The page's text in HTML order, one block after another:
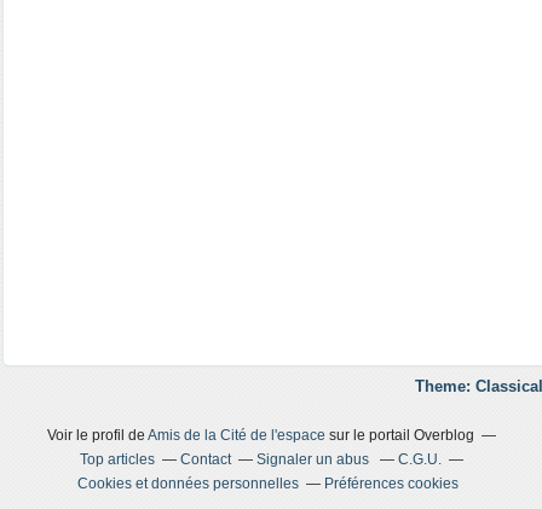
Theme:
Voir le profil de Amis de la Cité de l'espace sur le portail Overblog
Top articles
Contact Signaler un abus
C.G.U.
Cookies et données personnelles
Préférences cookies